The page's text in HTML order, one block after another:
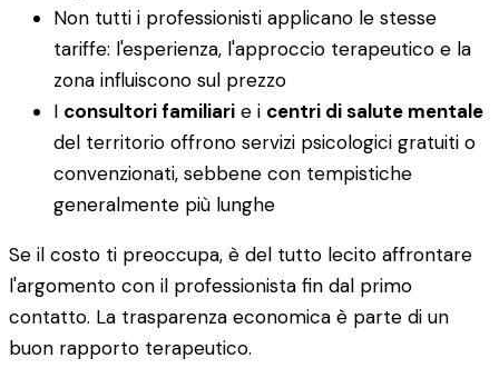
Non tutti i professionisti applicano le stesse
tariffe: l'esperienza, l'approccio terapeutico e la
zona influiscono sul prezzo
I consultori familiari e i centri di salute mentale
del territorio offrono servizi psicologici gratuiti o
convenzionati, sebbene con tempistiche
generalmente più lunghe
Se il costo ti preoccupa, è del tutto lecito affrontare
l'argomento con il professionista fin dal primo
contatto. La trasparenza economica è parte di un
buon rapporto terapeutico.